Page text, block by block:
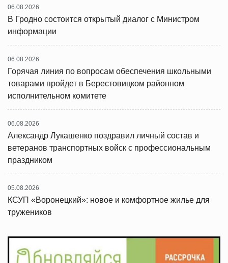
06.08.2026
В Гродно состоится открытый диалог с Министром
информации
06.08.2026
Горячая линия по вопросам обеспечения школьными
товарами пройдет в Берестовицком районном
исполнительном комитете
06.08.2026
Александр Лукашенко поздравил личный состав и
ветеранов транспортных войск с профессиональным
праздником
05.08.2026
КСУП «Воронецкий»: новое и комфортное жилье для
тружеников